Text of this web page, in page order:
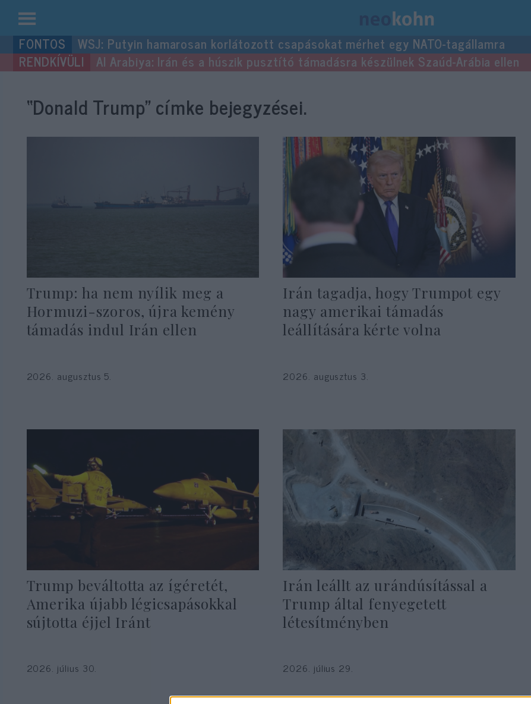
Kilépés
a
tartalomba
WSJ: Putyin hamarosan korlátozott csapásokat mérhet egy NATO-tagállamra
Al Arabiya: Irán és a húszik pusztító támadásra készülnek Szaúd-Arábia ellen
“Donald Trump”címke bejegyzései.
Trump: ha nem nyílik meg a
Hormuzi-szoros, újra kemény
támadás indul Irán ellen
2026. augusztus 5.
Irán tagadja, hogy Trumpot egy
nagy amerikai támadás
leállítására kérte volna
2026. augusztus 3.
Trump beváltotta az ígéretét,
Amerika újabb légicsapásokkal
sújtotta éjjel Iránt
2026. július 30.
Irán leállt az urándúsítással a
Trump által fenyegetett
létesítményben
2026. július 29.